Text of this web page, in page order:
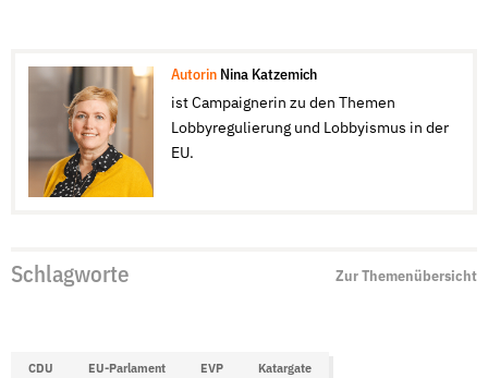
Autorin Nina Katzemich
ist Campaignerin zu den Themen
Lobbyregulierung und Lobbyismus in der
EU.
Schlagworte Zur Themenübersicht
CDU EU-Parlament EVP Katargate